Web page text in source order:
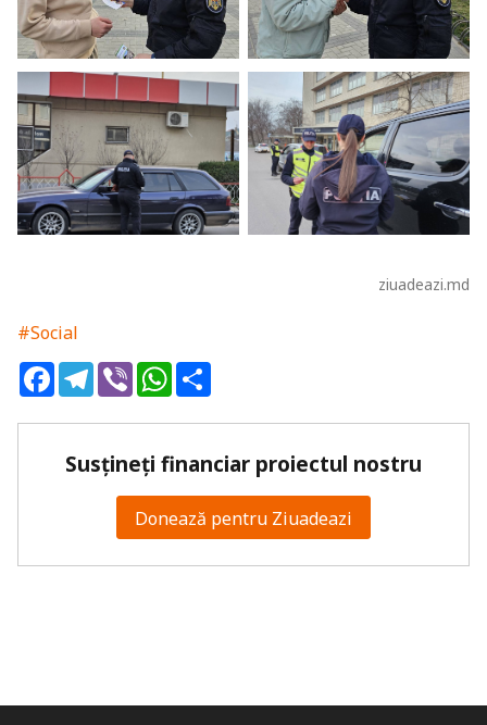
ziuadeazi.md
#Social
FacebookTelegram
ViberWhatsApp
Susțineți financiar proiectul nostru
Donează pentru Ziuadeazi